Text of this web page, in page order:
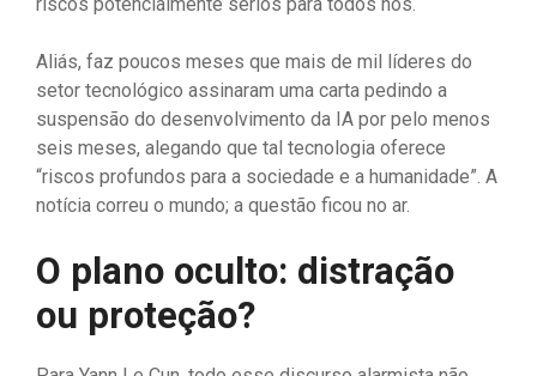
Aliás, faz poucos meses que mais de mil líderes do
setor tecnológico assinaram uma carta pedindo a
suspensão do desenvolvimento da IA por pelo menos
seis meses, alegando que tal tecnologia oferece
“riscos profundos para a sociedade e a humanidade”. A
notícia correu o mundo; a questão ficou no ar.
O plano oculto: distração
ou proteção?